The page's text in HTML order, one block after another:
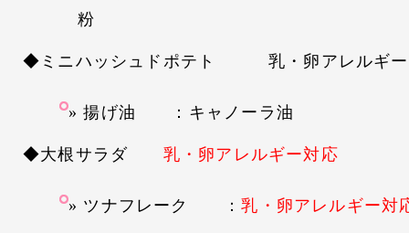
粉
◆ミニハッシュドポテト 乳・卵アレルギー
揚げ油 ：キャノーラ油
◆大根サラダ 乳・卵アレルギー対応
ツナフレーク ：乳・卵アレルギー対